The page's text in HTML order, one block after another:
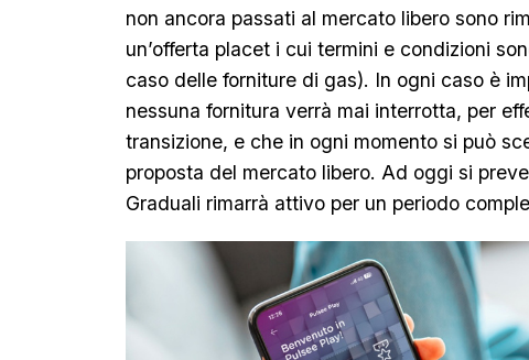
non ancora passati al mercato libero sono
un’offerta placet i cui termini e condizioni
caso delle forniture di gas). In ogni caso è
nessuna fornitura verrà mai interrotta, per
transizione, e che in ogni momento si può
proposta del mercato libero. Ad oggi si
Graduali rimarrà attivo per un periodo